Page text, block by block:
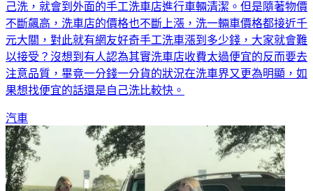
會採用自助DIY的方式洗車，但有時候空不出時間或是懶得自
己洗，就會到外面的手工洗車店進行車輛清潔。但是隨著物價
不斷飆高，洗車店的價格也不斷上漲，洗一輛車價格都接近千
元大關，對此就有網友好奇手工洗車漲到多少錢，大家就會難
以接受？沒想到有人認為其實洗車店收費太過便宜的反而要去
注意品質，畢竟一分錢一分貨的狀況在洗車界又更為明顯，如
汽車